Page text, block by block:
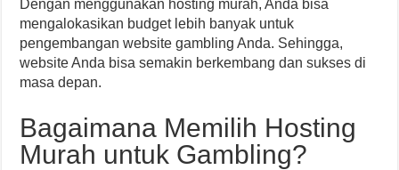
Dengan menggunakan hosting murah, Anda bisa
mengalokasikan budget lebih banyak untuk
pengembangan website gambling Anda. Sehingga,
website Anda bisa semakin berkembang dan sukses di
masa depan.
Bagaimana Memilih Hosting
Murah untuk Gambling?